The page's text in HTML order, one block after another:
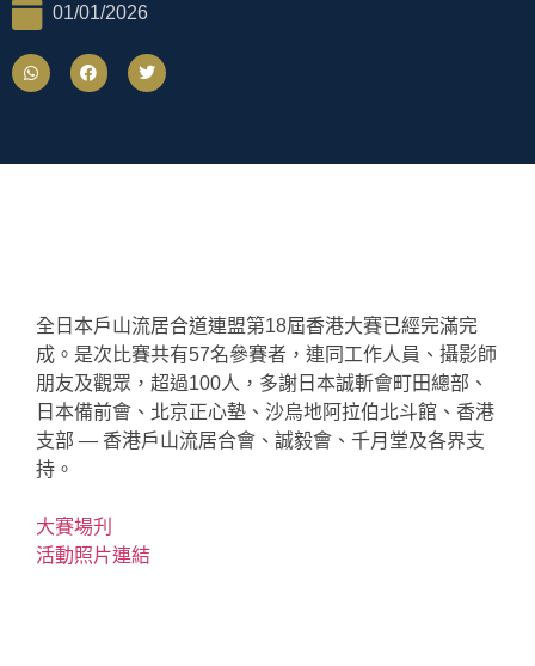
01/01/2026
全日本戶山流居合道連盟第18屆香港大賽已經完滿完
成。是次比賽共有57名參賽者，連同工作人員、攝影師
朋友及觀眾，超過100人，多謝日本誠斬會町田總部、
日本備前會、北京正心墊、沙烏地阿拉伯北斗館、香港
支部 — 香港戶山流居合會、誠毅會、千月堂及各界支
持。
大賽場刋
活動照片連結